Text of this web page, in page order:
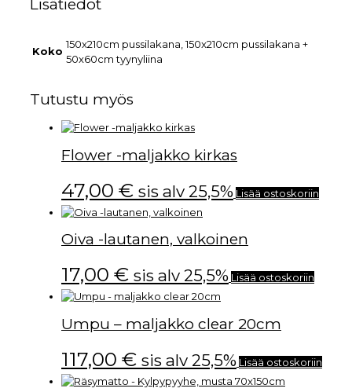
Lisätiedot
Koko
150x210cm pussilakana, 150x210cm pussilakana +
50x60cm tyynyliina
Tutustu myös
Flower -maljakko kirkas
47,00 € sis alv 25,5% Lisää ostoskoriin
Oiva -lautanen, valkoinen
17,00 € sis alv 25,5% Lisää ostoskoriin
Umpu – maljakko clear 20cm
117,00 € sis alv 25,5% Lisää ostoskoriin